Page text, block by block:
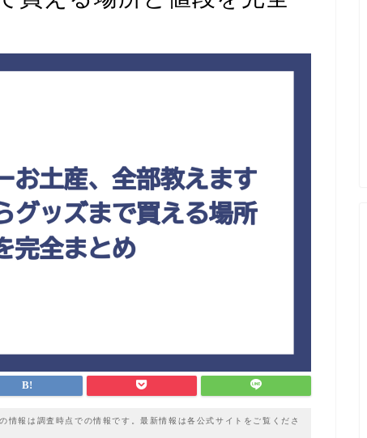
報は調査時点での情報です。最新情報は各公式サイトをご覧くださ